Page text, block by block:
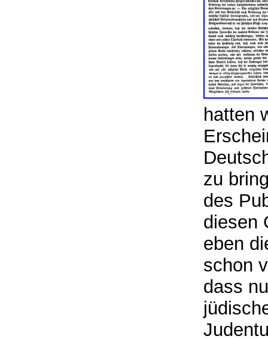
hatten
zu
des
diesen
eben
schon
dass